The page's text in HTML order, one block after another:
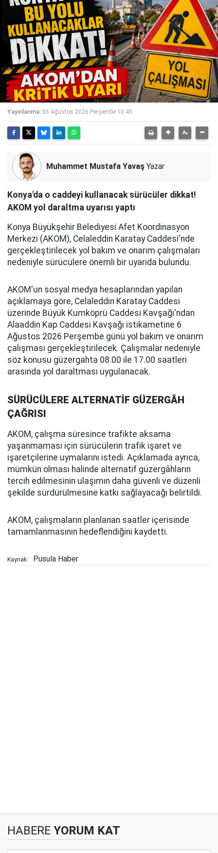
Yayınlanma: 06 Ağustos 2026 Perşembe 10:45
Muhammet Mustafa Yavaş Yazar
Konya'da o caddeyi kullanacak sürücüler dikkat!
AKOM yol daraltma uyarısı yaptı
Konya Büyükşehir Belediyesi Afet Koordinasyon
Merkezi (AKOM), Celaleddin Karatay Caddesi'nde
gerçekleştirilecek yol bakım ve onarım çalışmaları
nedeniyle sürücülere önemli bir uyarıda bulundu.
AKOM'un sosyal medya hesaplarından yapılan
açıklamaya göre, Celaleddin Karatay Caddesi
üzerinde Büyük Kumköprü Caddesi Kavşağı'ndan
Alaaddin Kap Caddesi Kavşağı istikametine 6
Ağustos 2026 Perşembe günü yol bakım ve onarım
çalışması gerçekleştirilecek. Çalışmalar nedeniyle
söz konusu güzergahta 08.00 ile 17.00 saatleri
arasında yol daraltması uygulanacak.
SÜRÜCÜLERE ALTERNATİF GÜZERGÂH
ÇAĞRISI
AKOM, çalışma süresince trafikte aksama
yaşanmaması için sürücülerin trafik işaret ve
işaretçilerine uymalarını istedi. Açıklamada ayrıca,
mümkün olması halinde alternatif güzergâhların
tercih edilmesinin ulaşımın daha güvenli ve düzenli
şekilde sürdürülmesine katkı sağlayacağı belirtildi.
AKOM, çalışmaların planlanan saatler içerisinde
tamamlanmasının hedeflendiğini kaydetti.
Kaynak: Pusula Haber
HABERE YORUM KAT